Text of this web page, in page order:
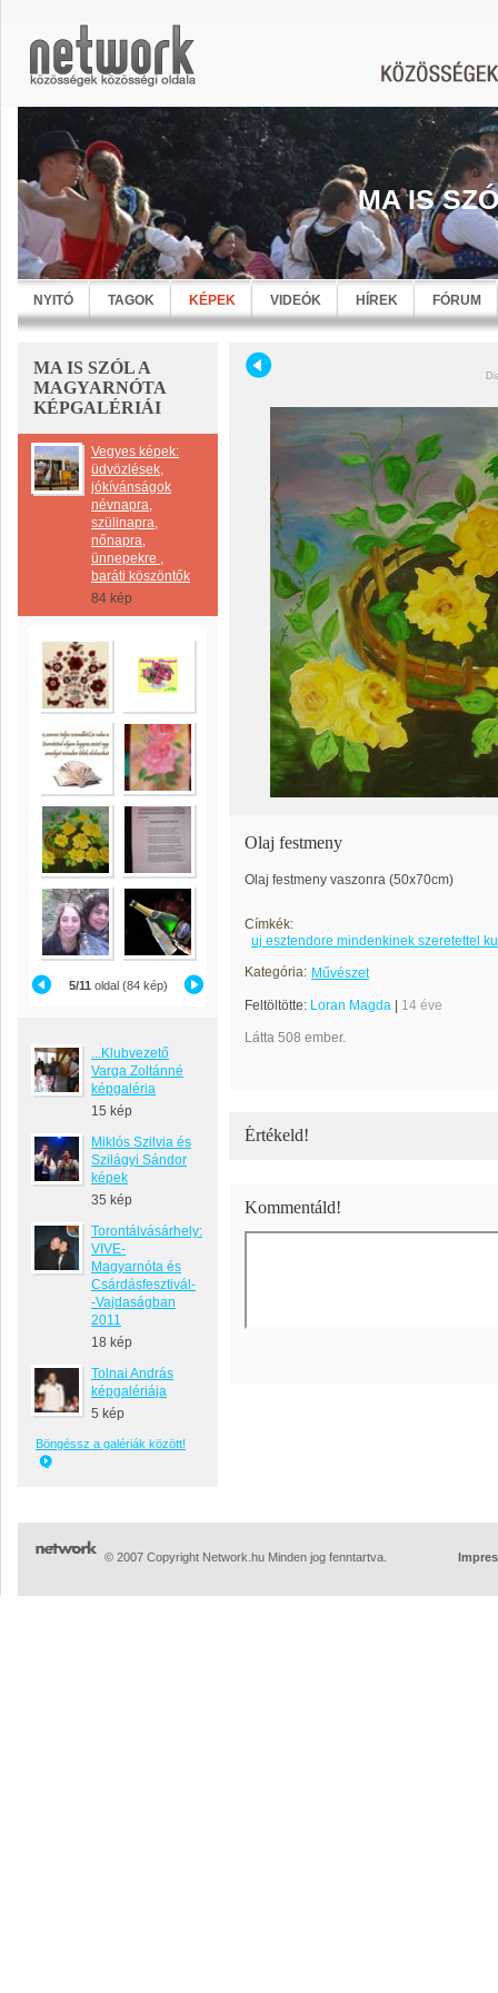
MA IS
NYITÓ TAGOK KÉPEK VIDEÓK HÍREK FÓRUM
MA IS SZÓL A
MAGYARNÓTA
KÉPGALÉRIÁI
Vegyes képek:
üdvözlések,
jókívánságok
névnapra,
szülinapra,
nőnapra,
ünnepekre ,
baráti köszöntők
84 kép
5/11 oldal (84 kép)
...Klubvezető
Varga Zoltánné
képgaléria
15 kép
Miklós Szilvia és
Szilágyi Sándor
képek
35 kép
Torontálvásárhely:
VIVE-
Magyarnóta és
Csárdásfesztivál-
-Vajdaságban
2011
18 kép
Tolnai András
képgalériája
5 kép
Böngéssz a galériák között!
Olaj festmeny
Olaj festmeny vaszonra (50x70cm)
Címkék:
uj esztendore mindenkinek szeretettel
Kategória: Művészet
Feltöltötte: Loran Magda 14 éve
Látta 508 ember.
Értékeld!
Kommentáld!
© 2007 Copyright Network.hu Minden jog fenntartva.